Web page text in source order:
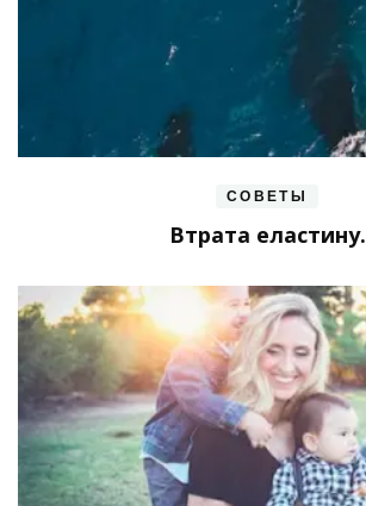
СОВЕТЫ
Втрата еластину.